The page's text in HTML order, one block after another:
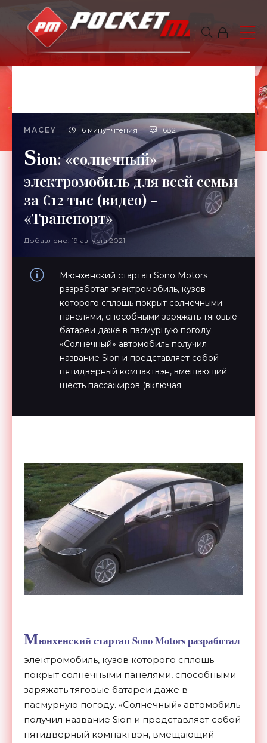
MACEY 6 минут чтения 682
Sion: «солнечный»
электромобиль для всей семьи
за €12 тыс (видео) -
«Транспорт»
Добавлено: 19 августа 2021
Мюнхенский стартап Sono Motors
разработал электромобиль, кузов
которого сплошь покрыт солнечными
панелями, способными заряжать тяговые
батареи даже в пасмурную погоду.
«Солнечный» автомобиль получил
название Sion и представляет собой
пятидверный компактвэн, вмещающий
шесть пассажиров (включая
Мюнхенский стартапSono Motorsразработал
электромобиль, кузов которого сплошь
покрыт солнечными панелями, способными
заряжать тяговые батареи даже в
пасмурную погоду. «Солнечный» автомобиль
получил название Sion и представляет собой
пятидверный компактвэн, вмещающий